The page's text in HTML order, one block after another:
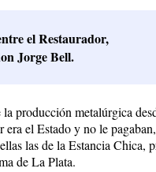
el Restaurador,
Jorge Bell.
producción metalúrgica
el Estado y no le
las de la Estancia Chica,
de La Plata.